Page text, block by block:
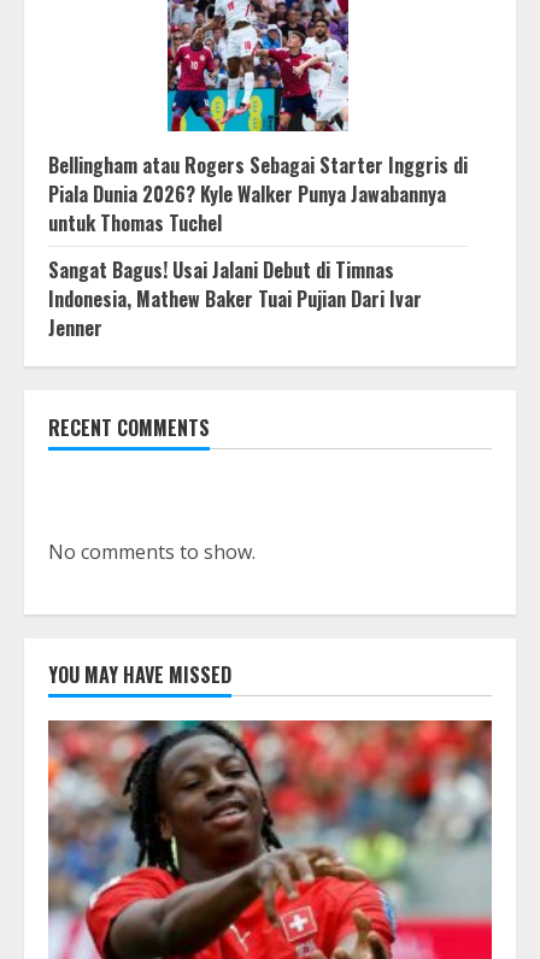
Bellingham atau Rogers Sebagai Starter Inggris di
Piala Dunia 2026? Kyle Walker Punya Jawabannya
untuk Thomas Tuchel
Sangat Bagus! Usai Jalani Debut di Timnas
Indonesia, Mathew Baker Tuai Pujian Dari Ivar
Jenner
RECENT COMMENTS
No comments to show.
YOU MAY HAVE MISSED